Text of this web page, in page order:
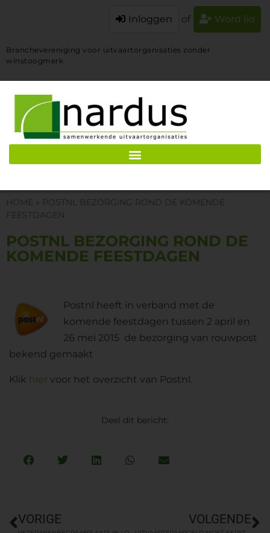
Branchevereniging voor uitvaartorganisaties zonder
winstoogmerk
Inloggen of Word lid
HOME
POSTNL BEZORGING ROND DE KOMENDE
FEESTDAGEN
POSTNL BEZORGING ROND DE
KOMENDE FEESTDAGEN
Postnl heeft in verband met de
komende feestdagen tussen 2 april en
26 mei 2015 de bezorging van rouwpost
bekend gemaakt
Klik hier voor het overzicht van Postnl.
Deel dit bericht:
VORIGE VOLGENDE